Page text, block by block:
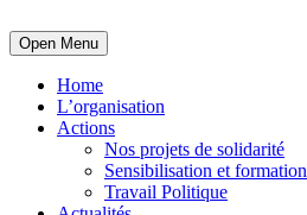
Open Menu
Home
L’organisation
Actions
Nos projets de solidarité
Sensibilisation et formation
Travail Politique